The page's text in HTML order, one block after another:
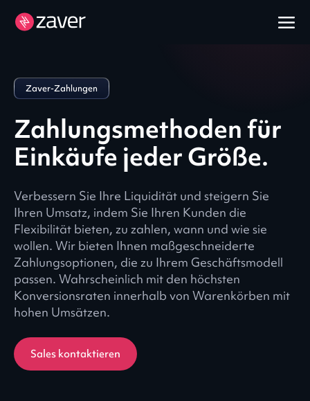
Zaver-Zahlungen
Zahlungsmethoden für
Einkäufe jeder Größe.
Verbessern Sie Ihre Liquidität und steigern Sie
Ihren Umsatz, indem Sie Ihren Kunden die
Flexibilität bieten, zu zahlen, wann und wie sie
wollen. Wir bieten Ihnen maßgeschneiderte
Zahlungsoptionen, die zu Ihrem Geschäftsmodell
passen. Wahrscheinlich mit den höchsten
Konversionsraten innerhalb von Warenkörben mit
hohen Umsätzen.
Sales kontaktieren